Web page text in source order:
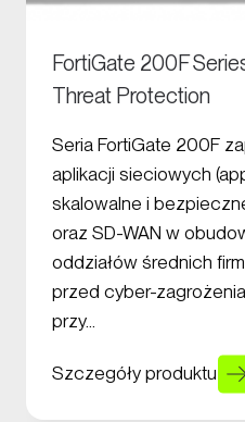
FortiGate 200F
Threat Protection
Seria FortiGate 200F
aplikacji sieciowych
skalowalne i
oraz SD-WAN w
oddziałów średnich
przed cyber-
przy…
Szczegóły produktu